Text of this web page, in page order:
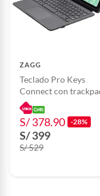
Bluetooth tablet
retroiluminado,
X626B,
ZAGG
Teclado Pro Keys
Connect con
funda para iPad Air 13
M3M2
S/ 378.90 -28%
S/ 399
S/ 529